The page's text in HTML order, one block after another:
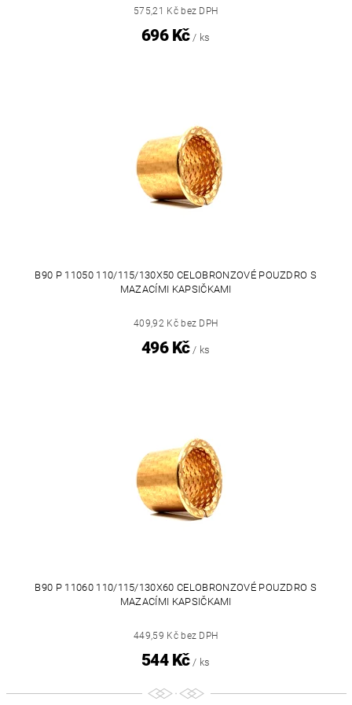
575,21 Kč bez DPH
696 Kč / ks
B90 P 11050 110/115/130X50 CELOBRONZOVÉ POUZDRO S
MAZACÍMI KAPSIČKAMI
409,92 Kč bez DPH
496 Kč / ks
B90 P 11060 110/115/130X60 CELOBRONZOVÉ POUZDRO S
MAZACÍMI KAPSIČKAMI
449,59 Kč bez DPH
544 Kč / ks